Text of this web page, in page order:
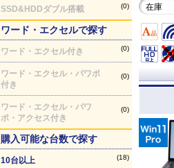
SSD&HDDダブル搭載 (0)
ワード・エクセルで探す
ワード・エクセル付き (0)
ワード・エクセル・パワポ
付き
(0)
ワード・エクセル・パワ
ポ・アクセス付き
(0)
購入可能な台数で探す
10台以上 (18)
在庫